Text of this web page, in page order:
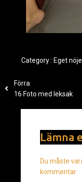
Category : Eget nöje
Förra
16 Foto med leksak
Lämna
Du måste
kommentar.